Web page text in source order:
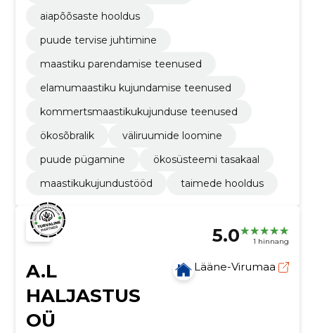
aiapõõsaste hooldus
puude tervise juhtimine
maastiku parendamise teenused
elamumaastiku kujundamise teenused
kommertsmaastikukujunduse teenused
ökosõbralik
väliruumide loomine
puude pügamine
ökosüsteemi tasakaal
maastikukujundustööd
taimede hooldus
5.0 1 hinnang
A.L
HALJASTUS
OÜ
Lääne-Virumaa